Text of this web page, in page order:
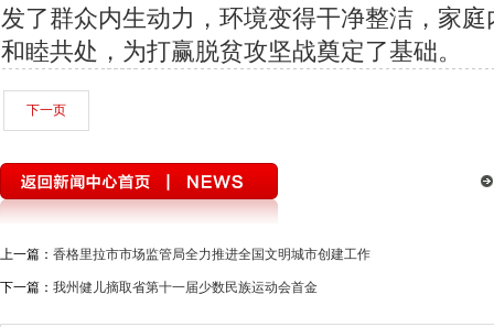
发了群众内生动力，环境变得干净整洁，家
和睦共处，为打赢脱贫攻坚战奠定了基
下一页
上一篇： 香格里拉市市场监管局全力推进全国文明城市创建工作
下一篇： 我州健儿摘取省第十一届少数民族运动会首金